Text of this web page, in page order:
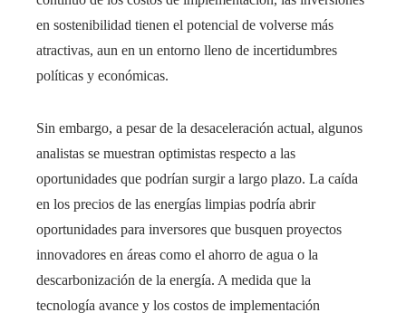
en sostenibilidad tienen el potencial de volverse más
atractivas, aun en un entorno lleno de incertidumbres
políticas y económicas.
Sin embargo, a pesar de la desaceleración actual, algunos
analistas se muestran optimistas respecto a las
oportunidades que podrían surgir a largo plazo. La caída
en los precios de las energías limpias podría abrir
oportunidades para inversores que busquen proyectos
innovadores en áreas como el ahorro de agua o la
descarbonización de la energía. A medida que la
tecnología avance y los costos de implementación